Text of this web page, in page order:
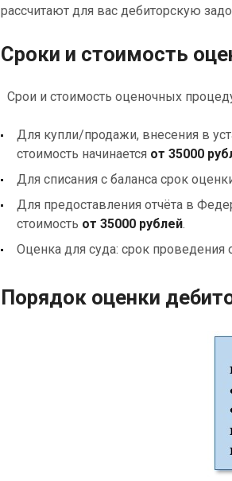
рассчитают для вас дебиторскую
Сроки и стоимость
Срои и стоимость оценочных
Для купли/продажи, внесения в
стоимость начинается от 35000
Для списания с баланса срок
Для предоставления отчёта в
стоимость от 35000 рублей.
Оценка для суда: срок
Порядок оценки